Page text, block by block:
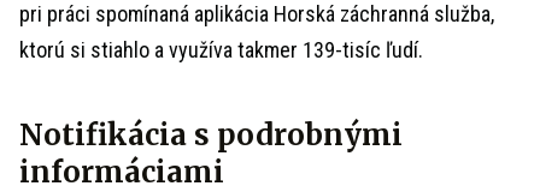
pri práci spomínaná aplikácia Horská záchranná služba,
ktorú si stiahlo a využíva takmer 139-tisíc ľudí.
Notifikácia s podrobnými
informáciami